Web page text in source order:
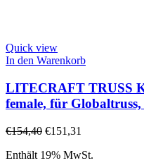
Quick view
In den Warenkorb
LITECRAFT TRUSS
female, für Globaltruss,
€154,40 €151,31
Enthält 19% MwSt.